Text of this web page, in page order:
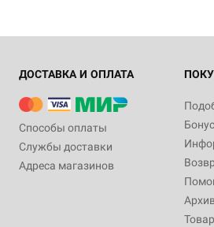
ДОСТАВКА И ОПЛАТА
Способы оплаты
Службы доставки
Адреса магазинов